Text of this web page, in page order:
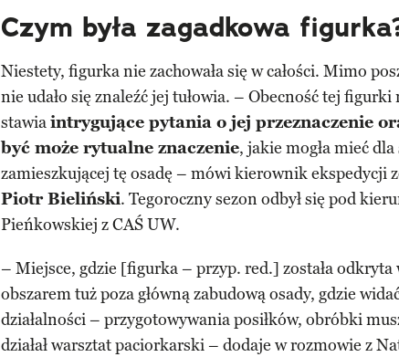
Czym była zagadkowa
Niestety, figurka nie zachowała się w całości. Mimo
nie udało się znaleźć jej tułowia. – Obecność tej
stawiaintrygujące pytania o jej przeznaczenie
być może rytualne znaczenie, jakie mogła mieć dla
zamieszkującej tę osadę – mówi kierownik ekspedycji
Piotr Bieliński. Tegoroczny sezon odbył się pod
Pieńkowskiej z CAŚ UW.
– Miejsce, gdzie [figurka – przyp. red.] została odkryta
obszarem tuż poza główną zabudową osady, gdzie
działalności – przygotowywania posiłków, obróbki
działał warsztat paciorkarski – dodaje w rozmowie z